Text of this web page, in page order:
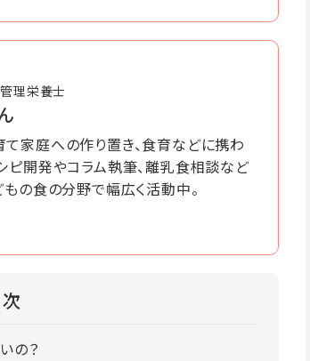
理栄養士
家庭への作り置き、食育などに携わ
ピ開発やコラム執筆、離乳食相談など
もの食の分野で幅広く活動中。
の？